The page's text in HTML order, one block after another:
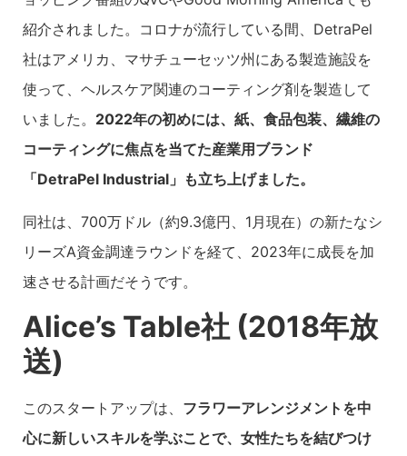
紹介されました。コロナが流行している間、DetraPel
社はアメリカ、マサチューセッツ州にある製造施設を
使って、ヘルスケア関連のコーティング剤を製造して
いました。 2022年の初めには、紙、食品包装、繊維の
コーティングに焦点を当てた産業用ブランド
「DetraPel Industrial」も立ち上げました。
同社は、700万ドル（約9.3億円、1月現在）の新たなシ
リーズA資金調達ラウンドを経て、2023年に成長を加
速させる計画だそうです。
Alice’s Table社 (2018年放
送)
このスタートアップは、 フラワーアレンジメントを中
心に新しいスキルを学ぶことで、女性たちを結びつけ